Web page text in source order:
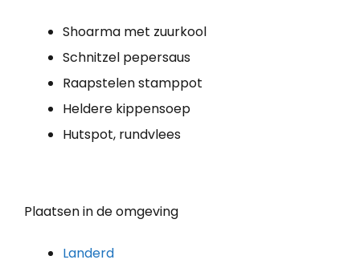
Shoarma met zuurkool
Schnitzel pepersaus
Raapstelen stamppot
Heldere kippensoep
Hutspot, rundvlees
Plaatsen in de omgeving
Landerd